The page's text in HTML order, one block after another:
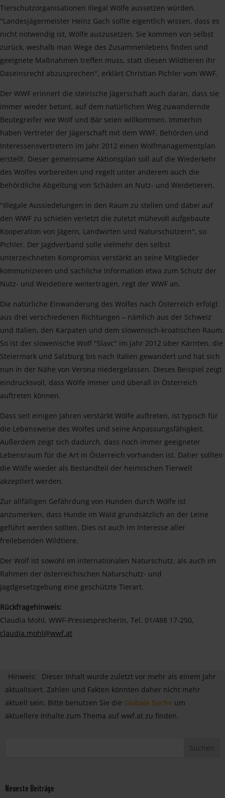
Tierschutzorganisationen illegal Wölfe aussetzen würden.
"Landesjägermeister Heinz Gach sollte eigentlich wissen, dass es
nicht notwendig ist, Wölfe auszusetzen. Sie kommen von selbst
zurück, weshalb man Wege des Zusammenlebens finden und
geeignete Maßnahmen treffen muss, statt diesen Wildtieren ihr
Daseinsrecht abzusprechen", erklärt Christian Pichler vom WWF.
Der WWF erinnert die steirische Jägerschaft auch daran, dass sie
immer wieder betont, auf dem natürlichen Weg zuwandernde
Beutegreifer wie Wolf und Bär seien willkommen. Immerhin
haben Vertreter der Jägerschaft mit dem WWF, Behörden und
Interessensvertretern im Jahr 2012 einen Wolfmanagementplan
erstellt. Dieser gemeinsame Aktionsplan soll auf die Wiederkehr
des Wolfes vorbereiten und regelt unter anderem auch die
behördliche Abgeltung von Schäden an Nutz- und Weidetieren.
"Illegale Aussiedelungen in den Raum zu stellen und dabei auf
den WWF zu schielen verletzt die zuletzt mühevoll aufgebaute
Kooperation von Jägern, Landwirten und Naturschützern", so
Pichler. Der Jagdverband solle vielmehr den selbst
unterzeichneten Kompromiss verstärkt an seine Mitglieder
kommunizieren und sachliche Information etwa zum Schutz der
Nutz- und Weidetiere weitertragen, regt der WWF an.
Die natürliche Einwanderung des Wolfes nach Österreich erfolgt
aus drei verschiedenen Richtungen – nämlich aus der Schweiz
und Italien, den Karpaten und dem slowenisch-kroatischen Raum.
So ist der slowenische Wolf "Slavc" im Jahr 2012 über Kärnten, die
Steiermark und Salzburg bis nach Italien gewandert und hat sich
nun in der Nähe von Verona niedergelassen. Dieses Beispiel zeigt
eindrucksvoll, dass Wölfe immer und überall in Österreich
auftreten können.
Dass seit einigen Jahren verstärkt Wölfe auftreten, ist typisch für
die Lebensweise des Wolfes und seine Anpassungsfähigkeit.
Außerdem zeigt sich dadurch, dass noch immer geeigneter
Lebensraum für die Art in Österreich vorhanden ist. Daher sollten
die Wölfe wieder als Bestandteil der heimischen Tierwelt
akzeptiert werden.
Zur allfälligen Gefährdung von Hunden durch Wölfe ist
anzumerken, dass Hunde im Wald grundsätzlich an der Leine
geführt werden sollten. Dies ist auch im Interesse aller
freilebenden Wildtiere.
Der Wolf ist sowohl im internationalen Naturschutz, als auch im
Rahmen der österreichischen Naturschutz- und
Jagdgesetzgebung eine geschützte Tierart.
Rückfragehinweis:
Claudia Mohl, WWF-Pressesprecherin, Tel. 01/488 17-250,
claudia.mohl@wwf.at
Hinweis:
Dieser Inhalt wurde zuletzt vor mehr als einem Jahr
aktualisiert. Zahlen und Fakten könnten daher nicht mehr
aktuell sein. Bitte benutzen Sie die Globale Suche um
aktuellere Inhalte zum Thema auf wwf.at zu finden.
Neueste Beiträge